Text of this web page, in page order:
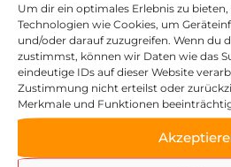
Um dir ein optimales Erlebnis zu
Technologien wie Cookies, um
und/oder darauf zuzugreifen. Wenn du
zustimmst, können wir Daten wie das
eindeutige IDs auf dieser Website
Zustimmung nicht erteilst oder
Merkmale und Funktionen
Wunschkurs ausgebucht?
Keine Sorge. Wir arbeiten
Kursangebot. Und in der
unserer Hauptseite zeller-
Newsletter anmelden und so